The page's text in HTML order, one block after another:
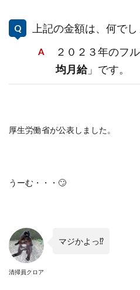
上記の金額は、何でし
２０２３年のフ
均月給」です。
厚生労働省が公表しました。
うーむ・・・🙄
清掃員クロア
マジかよっ⁉︎